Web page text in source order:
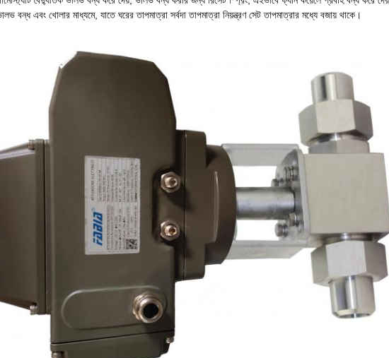
বন্ধ এবং খোলার মাধ্যমে, যাতে ঘরের তাপমাত্রা সর্বদা তাপমাত্রা নিয়ন্ত্রণ সেট তাপমাত্রার মধ্যে বজায় থাকে।